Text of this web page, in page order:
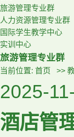
旅游管理专业群
人力资源管理专业群
国际学生教学中心
实训中心
旅游管理专业群
当前位置: 首页 >>
2025-
酒店管